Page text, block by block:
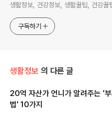
생활정보, 건강정보, 생활꿀팁, 건강꿀
구독하기
생활정보 의 다른 글
20억 자산가 언니가 알려주는 '부
법' 10가지